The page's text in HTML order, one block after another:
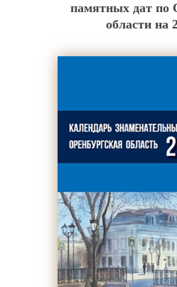
памятных дат по
области на